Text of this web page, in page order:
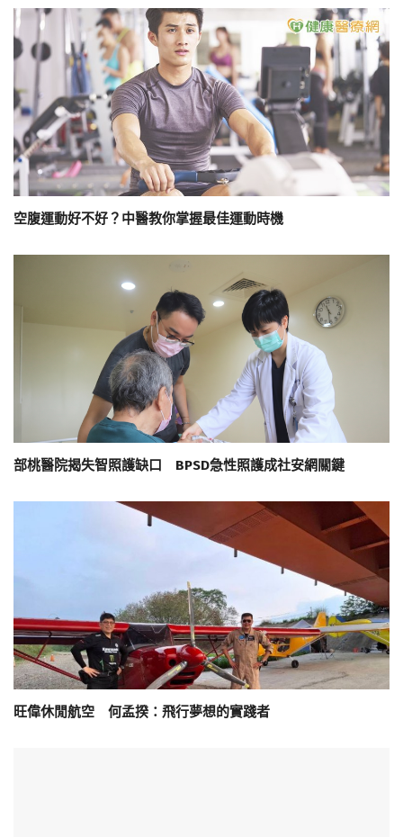
空腹運動好不好？中醫教你掌握最佳運動時機
部桃醫院揭失智照護缺口 BPSD急性照護成社安網關鍵
旺偉休閒航空 何孟揆：飛行夢想的實踐者